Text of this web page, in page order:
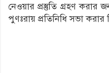
নেওয়ার প্রস্তুতি গ্রহণ
পুণঃরায় প্রতিনিধি সভা করার